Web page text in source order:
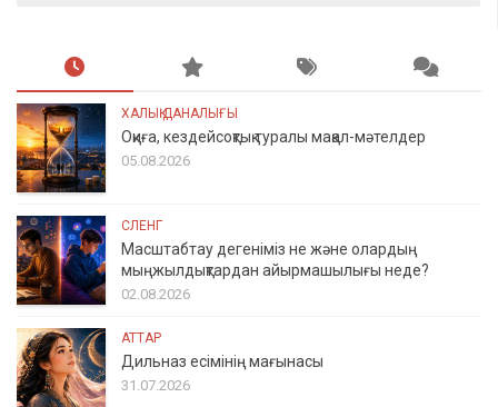
ХАЛЫҚ ДАНАЛЫҒЫ
Оқиға, кездейсоқтық туралы мақал-мәтелдер
05.08.2026
СЛЕНГ
Масштабтау дегеніміз не және олардың
мыңжылдықтардан айырмашылығы неде?
02.08.2026
АТТАР
Дильназ есімінің мағынасы
31.07.2026